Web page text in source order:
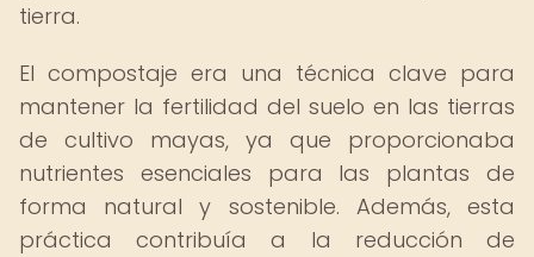
tierra.
El compostaje era una técnica clave para
mantener la fertilidad del suelo en las tierras
de cultivo mayas, ya que proporcionaba
nutrientes esenciales para las plantas de
forma natural y sostenible. Además, esta
práctica contribuía a la reducción de